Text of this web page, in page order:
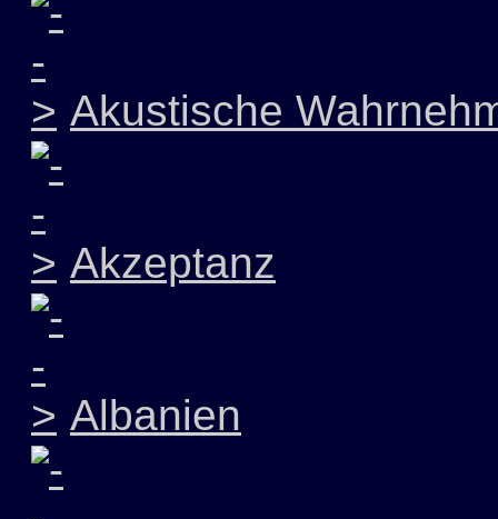
Akustische
Akzeptanz
Albanien